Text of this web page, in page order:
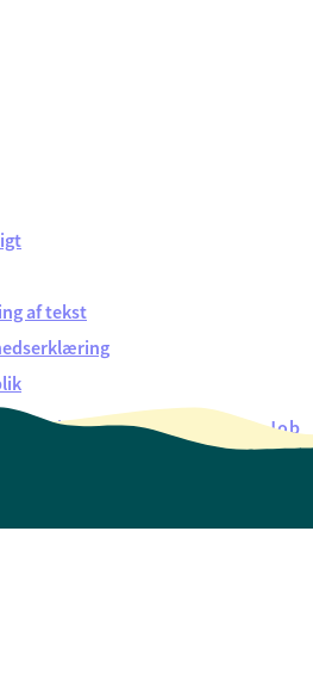
af tekst
Oversigt over selvbetjeningJob